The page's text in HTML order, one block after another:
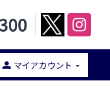
マイアカウント